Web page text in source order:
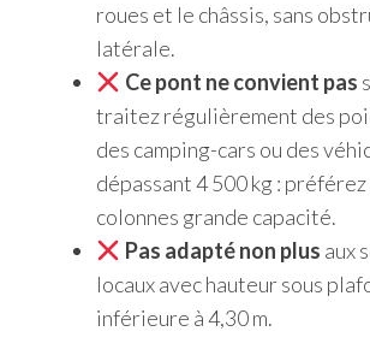
roues et le châssis, sans
latérale.
Ce pont ne convient pas
traitez régulièrement des
des camping-cars ou des
dépassant 4 500 kg :
colonnes grande capacité.
Pas adapté non plus aux
locaux avec hauteur sous
inférieure à 4,30 m.